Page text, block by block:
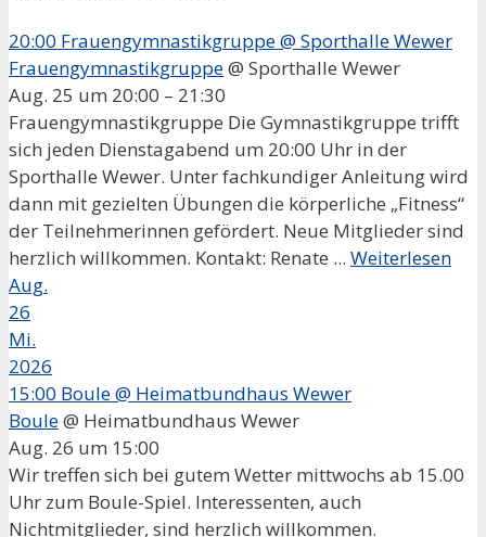
20:00 Frauengymnastikgruppe@ Sporthalle Wewer
Frauengymnastikgruppe@ Sporthalle Wewer
Aug. 25 um 20:00 – 21:30
Frauengymnastikgruppe Die Gymnastikgruppe trifft
sich jeden Dienstagabend um 20:00 Uhr in der
Sporthalle Wewer. Unter fachkundiger Anleitung wird
dann mit gezielten Übungen die körperliche „Fitness“
der Teilnehmerinnen gefördert. Neue Mitglieder sind
herzlich willkommen. Kontakt: Renate ... Weiterlesen
Aug.
26
Mi.
2026
15:00 Boule@ Heimatbundhaus Wewer
Boule@ Heimatbundhaus Wewer
Aug. 26 um 15:00
Wir treffen sich bei gutem Wetter mittwochs ab 15.00
Uhr zum Boule-Spiel. Interessenten, auch
Nichtmitglieder, sind herzlich willkommen.